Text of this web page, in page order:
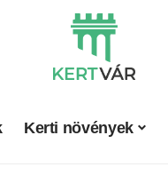
Kerti növények